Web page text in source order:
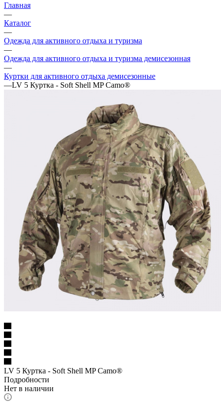
Главная
—
Каталог
—
Одежда для активного отдыха и туризма
—
Одежда для активного отдыха и туризма демисезонная
—
Куртки для активного отдыха демисезонные
—LV 5 Куртка - Soft Shell MP Camo®
LV 5 Куртка - Soft Shell MP Camo®
Подробности
Нет в наличии